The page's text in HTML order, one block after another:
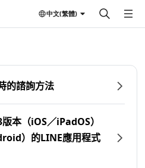
中文(繁體)
的諮詢方法
本（iOS／iPadOS）
）的LINE應用程式